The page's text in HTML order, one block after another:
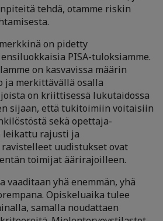
tehdä, otamme riskin
on pidetty
PISA-tuloksiamme.
on kasvavissa määrin
merkittävällä osalla
on kriittisessä lukutaidossa
sijaan, että tukitoimiin voitaisiin
sekä opettaja-
leikattu rajusti ja
uudistukset ovat
toimijat äärirajoilleen.
vaaditaan yhä enemmän, yhä
Opiskeluaika tulee
samalla noudattaen